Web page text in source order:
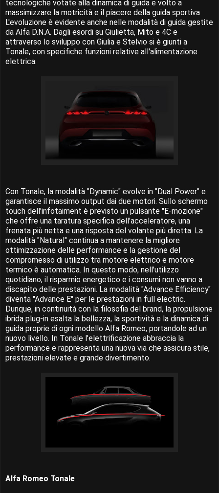
tecnologiche votate alla dinamica di guida e volto a
massimizzare la motricità e il piacere della guida sportiva
L'evoluzione è evidente anche nelle modalità di guida gestite
da Alfa D.N.A. Dagli esordi su Giulietta, Mito e 4C e
attraverso lo sviluppo con Giulia e Stelvio si è giunti a
Tonale, con specifiche funzioni relative all'alimentazione
elettrica.
Con Tonale, la modalità "Dynamic" evolve in "Dual Power" e
garantisce il massimo output dai due motori. Sullo schermo
touch dell'infotaiment è previsto un pulsante "E-mozione"
che offre una taratura specifica dell'acceleratore, una
frenata più netta e una risposta del volante più diretta. La
modalità "Natural" continua a mantenere la migliore
ottimizzazione delle performance e la gestione del
compromesso di utilizzo tra motore elettrico e motore
termico è automatica. In questo modo, nell'utilizzo
quotidiano, il risparmio energetico e i consumi non vanno a
discapito delle prestazioni. La modalità "Advance Efficiency"
diventa "Advance E" per le prestazioni in full electric.
Dunque, in continuità con la filosofia del brand, la propulsione
ibrida plug-in esalta la bellezza, la sportività e la dinamica di
guida proprie di ogni modello Alfa Romeo, portandole ad un
nuovo livello. In Tonale l'elettrificazione abbraccia la
performance e rappresenta una nuova via che assicura stile,
prestazioni elevate e grande divertimento.
Alfa Romeo Tonale